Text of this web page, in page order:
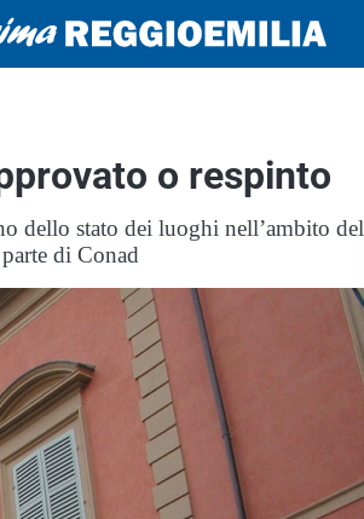
o respinto
dello stato dei luoghi nell’ambito del
di Conad